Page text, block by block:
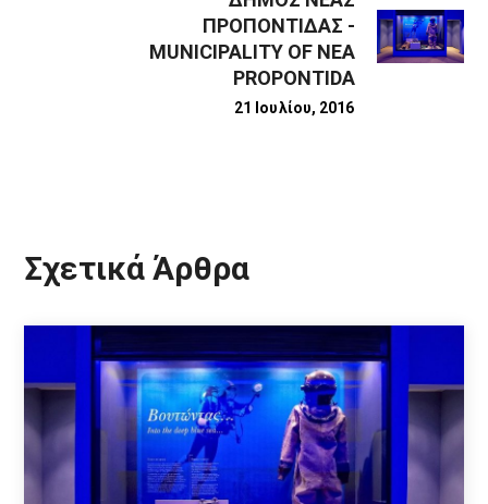
ΠΡΟΠΟΝΤΙΔΑΣ -
MUNICIPALITY OF NEA
PROPONTIDA
21 Ιουλίου, 2016
Σχετικά Άρθρα